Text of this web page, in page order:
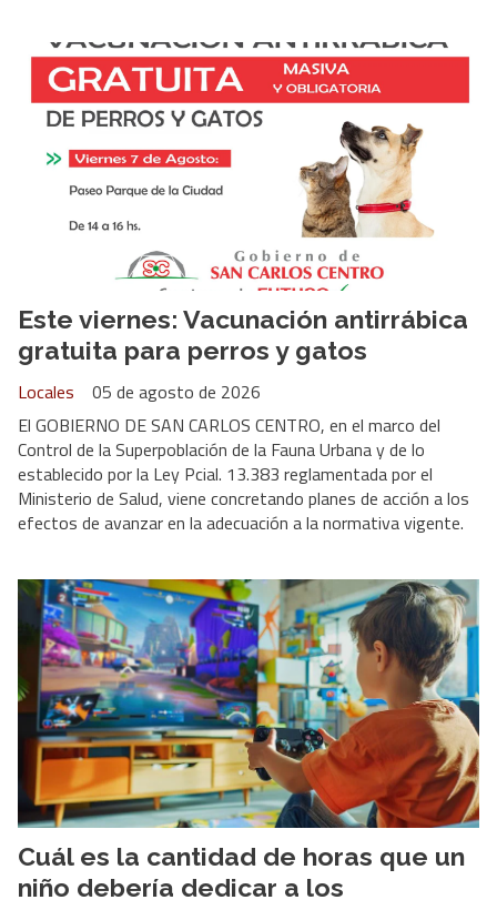
Este viernes: Vacunación antirrábica
gratuita para perros y gatos
Locales
05 de agosto de 2026
El GOBIERNO DE SAN CARLOS CENTRO, en el marco del
Control de la Superpoblación de la Fauna Urbana y de lo
establecido por la Ley Pcial. 13.383 reglamentada por el
Ministerio de Salud, viene concretando planes de acción a los
efectos de avanzar en la adecuación a la normativa vigente.
Cuál es la cantidad de horas que un
niño debería dedicar a los